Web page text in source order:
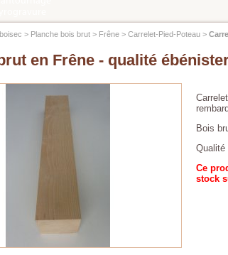
> Planche bois brut> Frêne> Carrelet-Pied-Poteau>
en Frêne - qualité
Bois
Qualité
Ce
stock